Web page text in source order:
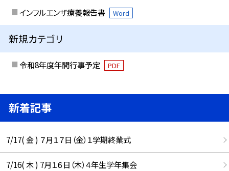
インフルエンザ療養報告書 Word
新規カテゴリ
令和8年度年間行事予定 PDF
新着記事
7/17( 金 ) ７月１７日（金）１学期終業式
7/16( 木 ) 7月１６日（木）４年生学年集会